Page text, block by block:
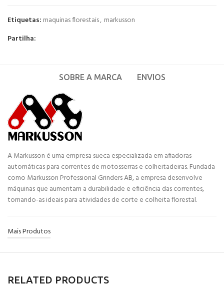
Etiquetas: maquinas florestais, markusson
Partilha:
SOBRE A MARCA ENVIOS
A Markusson é uma empresa sueca especializada em afiadoras
automáticas para correntes de motosserras e colheitadeiras. Fundada
como Markusson Professional Grinders AB, a empresa desenvolve
máquinas que aumentam a durabilidade e eficiência das correntes,
tornando-as ideais para atividades de corte e colheita florestal.
Mais Produtos
RELATED PRODUCTS